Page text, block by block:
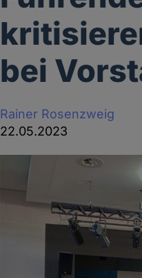
bei
Rainer Rosenzweig
22.05.2023